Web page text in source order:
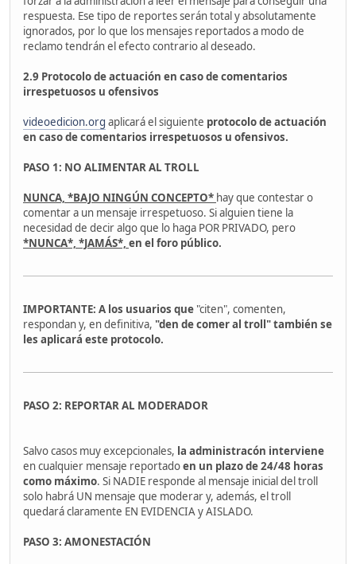
respuesta. Ese tipo de reportes serán total y absolutamente
ignorados, por lo que los mensajes reportados a modo de
reclamo tendrán el efecto contrario al deseado.
2.9 Protocolo de actuación en caso de comentarios
irrespetuosos u ofensivos
videoedicion.org aplicará el siguiente protocolo de actuación
en caso decomentarios irrespetuosos u ofensivos.
PASO 1: NO ALIMENTAR AL TROLL
NUNCA, *BAJO NINGÚN CONCEPTO* hay que contestar o
comentar a un mensaje irrespetuoso. Si alguien tiene la
necesidad de decir algo que lo haga POR PRIVADO, pero
*NUNCA*, *JAMÁS*, en el foro público.
IMPORTANTE: A los usuarios que "citen", comenten,
respondan y, en definitiva, "den de comer al troll" también se
les aplicará este protocolo.
PASO 2: REPORTAR AL MODERADOR
Salvo casos muy excepcionales, la administracón interviene
en cualquier mensaje reportadoen un plazo de 24/48 horas
como máximo. Si NADIE responde al mensaje inicial del troll
solo habrá UN mensaje que moderar y, además, el troll
quedará claramente EN EVIDENCIA y AISLADO.
PASO 3: AMONESTACIÓN